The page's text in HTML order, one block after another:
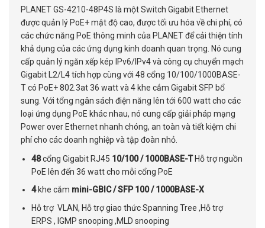
PLANET GS-4210-48P4S là một Switch Gigabit Ethernet
được quản lý PoE+ mật độ cao, được tối ưu hóa về chi phí, có
các chức năng PoE thông minh của PLANET để cải thiện tính
khả dụng của các ứng dụng kinh doanh quan trọng. Nó cung
cấp quản lý ngăn xếp kép IPv6/IPv4 và công cụ chuyển mạch
Gigabit L2/L4 tích hợp cùng với 48 cổng 10/100/1000BASE-
T có PoE+ 802.3at 36 watt và 4 khe cắm Gigabit SFP bổ
sung. Với tổng ngân sách điện năng lên tới 600 watt cho các
loại ứng dụng PoE khác nhau, nó cung cấp giải pháp mạng
Power over Ethernet nhanh chóng, an toàn và tiết kiệm chi
phí cho các doanh nghiệp và tập đoàn nhỏ.
48cổng Gigabit RJ45 10/100 / 1000BASE-T Hỗ trợ nguồn
PoE lên đến 36 watt cho mỗi cổng PoE
4khe cắm mini-GBIC / SFP 100 / 1000BASE-X
Hỗ trợ VLAN, Hỗ trợ giao thức Spanning Tree ,Hỗ trợ
ERPS , IGMP snooping ,MLD snooping